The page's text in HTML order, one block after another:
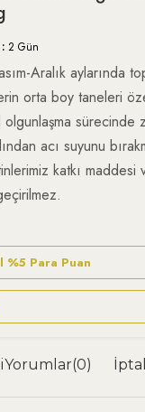
: 2 Gün
Aralık aylarında
orta boy taneleri
sürecinde
acı suyunu
katkı
%5 Para Puan
Yorumlar(0)